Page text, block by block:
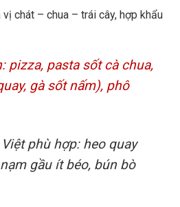
chát – chua – trái cây, hợp khẩu
pizza, pasta sốt cà chua,
gà sốt nấm), phô
phù hợp: heo quay
gầu ít béo, bún bò